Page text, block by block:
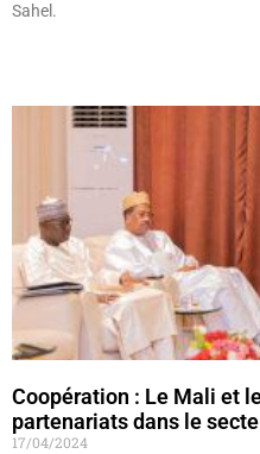
Sahel.
Coopération : Le Mali et
partenariats dans le
17/04/2024